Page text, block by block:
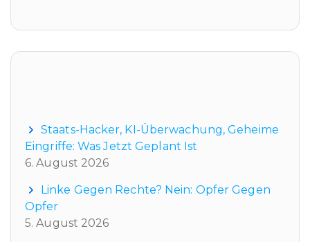
Staats-Hacker, KI-Überwachung, Geheime
Eingriffe: Was Jetzt Geplant Ist
6. August 2026
Linke Gegen Rechte? Nein: Opfer Gegen
Opfer
5. August 2026